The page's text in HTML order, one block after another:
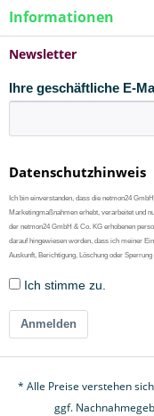
Informationen
Newsletter
Ihre geschäftliche E-
Datenschutzhinweis
Ich bin einverstanden, dass die netmon24
Marketingmaßnahmen erhebt, verarbeitet und
der netmon24 GmbH & Co. KG erhobenen
darauf hingewiesen worden, dass ich meiner
Auskunft, Berichtigung, Löschung oder
Ich stimme zu.
Anmelden
* Alle Preise verstehen
ggf.